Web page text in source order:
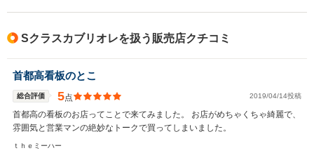
Sクラスカブリオレを扱う販売店クチコミ
首都高看板のとこ
総合評価 5点 2019/04/14投稿
首都高の看板のお店ってことで来てみました。 お店がめちゃくちゃ綺麗で、
雰囲気と営業マンの絶妙なトークで買ってしまいました。
ｔｈｅミーハー